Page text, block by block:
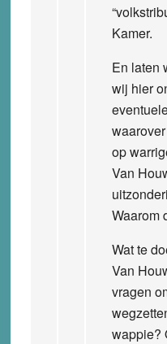
Kamer.
En laten
wij hier
op
Van
Waarom
Wat te
Van
vragen
wappie?